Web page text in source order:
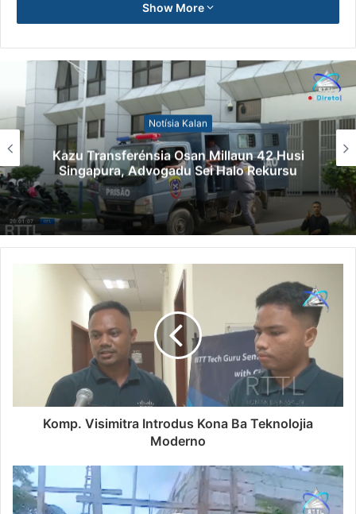
Show More
Notísia Kalan
Kazu Transferénsia Osan Millaun 42 Husi
Singapura, Advogadu Sei Halo Rekursu
Komp. Visimitra Introdus Kona Ba Teknolojia
Moderno